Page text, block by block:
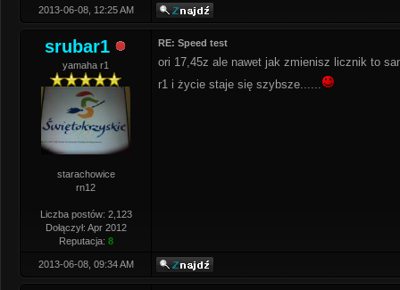
2013-06-08, 12:25 AM
srubar1
yamaha r1
starachowice
rn12
Liczba postów: 2,123
Dołączył: Apr 2012
Reputacja: 8
RE: Speed test
ori 17,45z ale nawet jak zmienisz licznik to
r1 i życie staje się szybsze......
2013-06-08, 09:34 AM